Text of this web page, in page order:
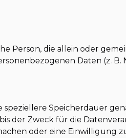
Person, die allein oder
Daten (z. B.
Speicherdauer
der Zweck für die
oder eine Einwilligung